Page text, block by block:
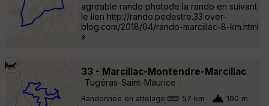
agreable rando photode la rando en suivant
le lien http://rando.pedestre.33.over-
blog.com/2018/04/rando-marcillac-8-km.html
»
33 - Marcillac-Montendre-Marcillac
Tugéras-Saint-Maurice
Randonnée en attelage 57 km 190 m